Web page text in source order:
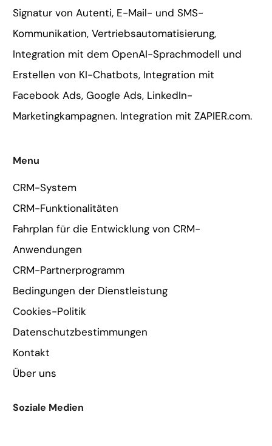
Signatur von Autenti, E-Mail- und SMS-
Kommunikation, Vertriebsautomatisierung,
Integration mit dem OpenAI-Sprachmodell und
Erstellen von KI-Chatbots, Integration mit
Facebook Ads, Google Ads, LinkedIn-
Marketingkampagnen. Integration mit ZAPIER.com.
Menu
CRM-System
CRM-Funktionalitäten
Fahrplan für die Entwicklung von CRM-
Anwendungen
CRM-Partnerprogramm
Bedingungen der Dienstleistung
Cookies-Politik
Datenschutzbestimmungen
Kontakt
Über uns
Soziale Medien